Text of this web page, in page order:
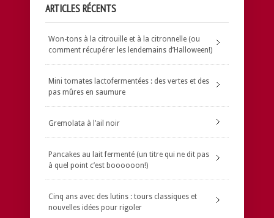
ARTICLES RÉCENTS
Won-tons à la citrouille et à la citronnelle (ou
comment récupérer les lendemains d’Halloween!)
Mini tomates lactofermentées : des vertes et des
pas mûres en saumure
Gremolata à l’ail noir
Pancakes au lait fermenté (un titre qui ne dit pas
à quel point c’est boooooon!)
Cinq ans avec des lutins : tours classiques et
nouvelles idées pour rigoler